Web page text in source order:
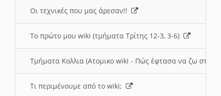
Οι τεχνικές που μας άρεσαν!!
Το πρώτο μου wiki (τμήματα Τρίτης 12-3, 3-6)
Τμήματα Κολλια (Ατομικο wiki - Πώς έφτασα να ζω στην
Τι περιμένουμε από το wiki;